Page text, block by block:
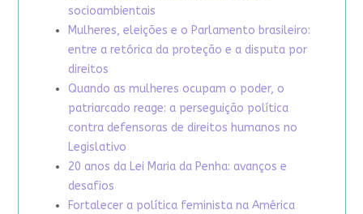
socioambientais
Mulheres, eleições e o Parlamento brasileiro:
entre a retórica da proteção e a disputa por
direitos
Quando as mulheres ocupam o poder, o
patriarcado reage: a perseguição política
contra defensoras de direitos humanos no
Legislativo
20 anos da Lei Maria da Penha: avanços e
desafios
Fortalecer a política feminista na América